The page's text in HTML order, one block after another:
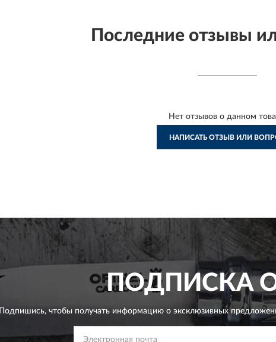
Последние отзывы
Нет отзывов о данном
НАПИСАТЬ ОТЗЫВ ИЛИ
ПОДПИСКА
Подпишись, чтобы получать информацию о эксклюзивных